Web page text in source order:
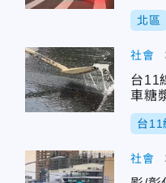
北區
社會
台11
車糖
台11
社會